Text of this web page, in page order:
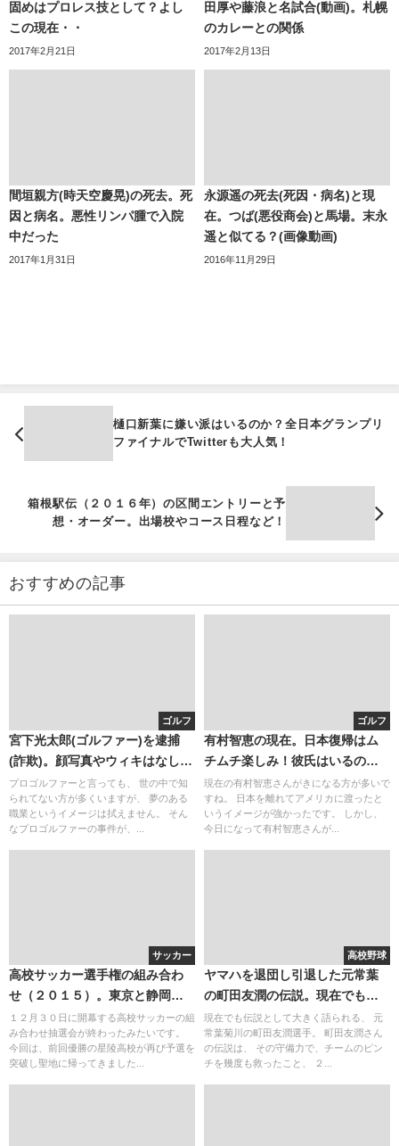
固めはプロレス技として？よし
この現在・・
2017年2月21日
田厚や藤浪と名試合(動画)。札幌
のカレーとの関係
2017年2月13日
間垣親方(時天空慶晃)の死去。死
因と病名。悪性リンパ腫で入院
中だった
2017年1月31日
永源遥の死去(死因・病名)と現
在。つば(悪役商会)と馬場。末永
遥と似てる？(画像動画)
2016年11月29日
樋口新葉に嫌い派はいるのか？全日本グランプリ
ファイナルでTwitterも大人気！
箱根駅伝（２０１６年）の区間エントリーと予
想・オーダー。出場校やコース日程など！
おすすめの記事
ゴルフ
宮下光太郎(ゴルファー)を逮捕
(詐欺)。顔写真やウィキはなし？
(国循の医師や歯科の方は別人で
関係ありません)
プロゴルファーと言っても、 世の中で知
られてない方が多くいますが、 夢のある
職業というイメージは拭えません。 そん
なプロゴルファーの事件が、...
ゴルフ
有村智恵の現在。日本復帰はム
チムチ楽しみ！彼氏はいるの
か？
現在の有村智恵さんがきになる方が多いで
すね。 日本を離れてアメリカに渡ったと
いうイメージが強かったです。 しかし、
今日になって有村智恵さんが...
サッカー
高校サッカー選手権の組み合わ
せ（２０１５）。東京と静岡は
意外な結果？
１２月３０日に開幕する高校サッカーの組
み合わせ抽選会が終わったみたいです。
今回は、前回優勝の星陵高校が再び予選を
突破し聖地に帰ってきました...
高校野球
ヤマハを退団し引退した元常葉
の町田友潤の伝説。現在でも話
題になるがドラフトは絶望的
現在でも伝説として大きく語られる、 元
常葉菊川の町田友潤選手。 町田友潤さん
の伝説は、 その守備力で、チームのピン
チを幾度も救ったこと、 ２...